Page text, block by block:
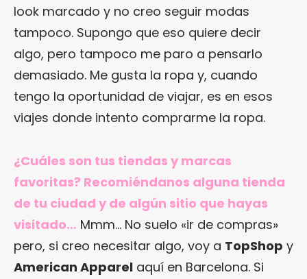
look marcado y no creo seguir modas
tampoco. Supongo que eso quiere decir
algo, pero tampoco me paro a pensarlo
demasiado. Me gusta la ropa y, cuando
tengo la oportunidad de viajar, es en esos
viajes donde intento comprarme la ropa.
¿Cuáles son tus tiendas y marcas
favoritas? Recomiéndanos alguna tienda
de tu ciudad y de algún sitio que hayas
visitado… Mmm… No suelo «ir de compras»
pero, si creo necesitar algo, voy a TopShop y
American Apparel aquí en Barcelona. Si